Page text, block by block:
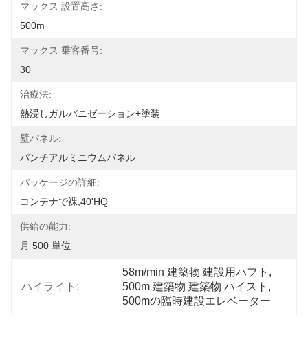
マックス 設置高さ:
500m
マックス 乗客番号:
30
治療法:
熱浸しガルバニゼーション+塗装
壁パネル:
パンチアルミニウムパネル
パッケージの詳細:
コンテナで裸,40'HQ
供給の能力:
月 500 単位
ハイライト:
58m/min 建築物 建設用ハフト ,
500m 建築物 建築物 ハイスト ,
500mの臨時建設エレベーター